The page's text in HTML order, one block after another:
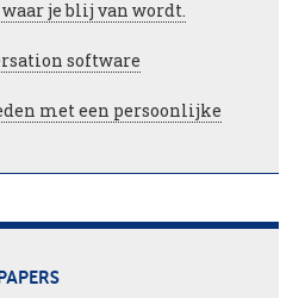
je blij van wordt.
software
met een persoonlijke